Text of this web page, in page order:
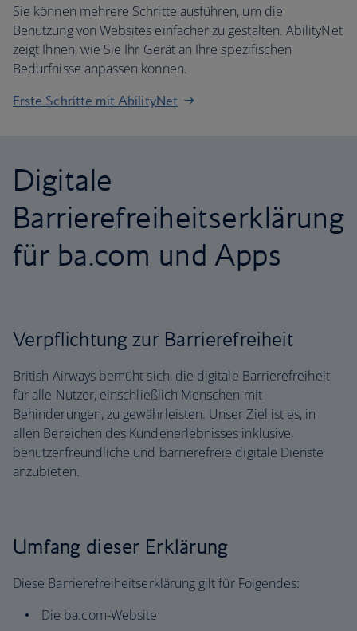
Sie können mehrere Schritte ausführen, um die
Benutzung von Websites einfacher zu gestalten. AbilityNet
zeigt Ihnen, wie Sie Ihr Gerät an Ihre spezifischen
Bedürfnisse anpassen können.
Erste Schritte mit AbilityNet
Digitale
Barrierefreiheitserklärung
für ba.com und Apps
Verpflichtung zur Barrierefreiheit
British Airways bemüht sich, die digitale Barrierefreiheit
für alle Nutzer, einschließlich Menschen mit
Behinderungen, zu gewährleisten. Unser Ziel ist es, in
allen Bereichen des Kundenerlebnisses inklusive,
benutzerfreundliche und barrierefreie digitale Dienste
anzubieten.
Umfang dieser Erklärung
Diese Barrierefreiheitserklärung gilt für Folgendes:
Die ba.com-Website